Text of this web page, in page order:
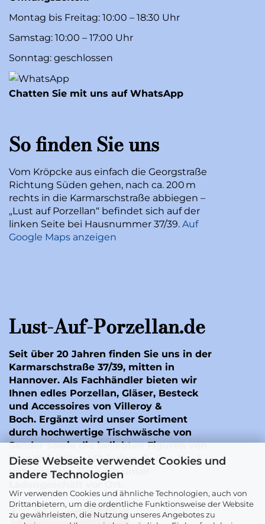
Diese Webseite verwendet Cookies und
andere Technologien
Wir verwenden Cookies und ähnliche Technologien, auch von
Drittanbietern, um die ordentliche Funktionsweise der Website
zu gewährleisten, die Nutzung unseres Angebotes zu
Montag bis Freitag: 10:00 – 18:30 Uhr
Samstag: 10:00 – 17:00 Uhr
Sonntag: geschlossen
Chatten Sie mit uns auf WhatsApp
So finden Sie uns
Vom Kröpcke aus einfach die Georgstraße
Richtung Süden gehen, nach ca. 200 m
rechts in die Karmarschstraße abbiegen –
„Lust auf Porzellan“ befindet sich auf der
linken Seite bei Hausnummer 37/39. Auf
Google Maps anzeigen
Lust-Auf-Porzellan.de
Seit über 20 Jahren finden Sie uns in der
Karmarschstraße 37/39, mitten in
Hannover. Als Fachhändler bieten wir
Ihnen edles Porzellan, Gläser, Besteck
und Accessoires von Villeroy &
Boch. Ergänzt wird unser Sortiment
durch hochwertige Tischwäsche von
Sandersowie die beliebten Figuren von
Wendt & Kühn. Mit jedem Online-Kauf
unterstützen Sie auch unser